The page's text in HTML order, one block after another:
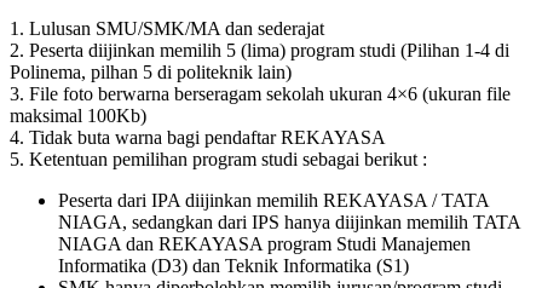
1. Lulusan SMU/SMK/MA dan sederajat
2. Peserta diijinkan memilih 5 (lima) program studi (Pilihan 1-4 di
Polinema, pilhan 5 di politeknik lain)
3. File foto berwarna berseragam sekolah ukuran 4×6 (ukuran file
maksimal 100Kb)
4. Tidak buta warna bagi pendaftar REKAYASA
5. Ketentuan pemilihan program studi sebagai berikut :
Peserta dari IPA diijinkan memilih REKAYASA / TATA
NIAGA, sedangkan dari IPS hanya diijinkan memilih TATA
NIAGA dan REKAYASA program Studi Manajemen
Informatika (D3) dan Teknik Informatika (S1)